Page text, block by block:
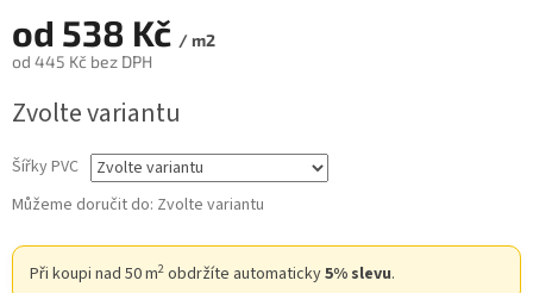
od 538 Kč / m2
od 445 Kč bez DPH
cena:
Zvolte variantu
Šířky PVC
Můžeme doručit do: Zvolte variantu
Při koupi nad 50 m2 obdržíte automaticky5% slevu.